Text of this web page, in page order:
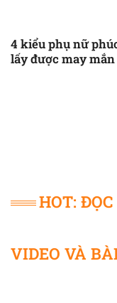
4 kiểu phụ nữ
lấy được may
HOT:
VIDEO VÀ